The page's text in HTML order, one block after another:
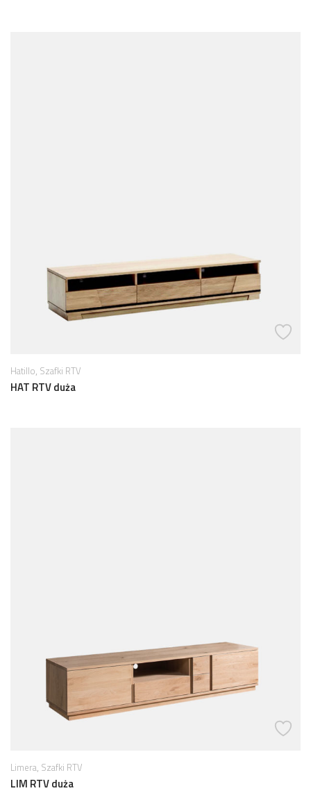
Hatillo, Szafki RTV
HAT RTV duża
Limera, Szafki RTV
LIM RTV duża